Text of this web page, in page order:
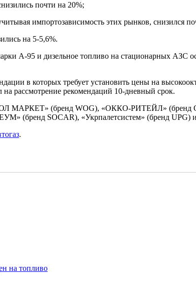
почти на 20%;
импортозависимость этих рынков, снизился
на 5-5,6%.
А-95 и дизельное топливо на стационарных АЗС
в которых требует установить цены на
рассмотрение рекомендаций 10-дневный срок.
МАРКЕТ» (бренд WOG), «ОККО-РИТЕЙЛ»
(бренд SOCAR), «Укрпалетсистем» (бренд UPG) и
.
на топливо